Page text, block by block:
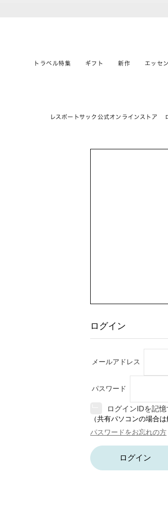
トラベル特集 ギフト 新作 エッセ
レスポートサック公式オンラインストア
ログイン
メールアドレス
パスワード
ログインIDを記憶
（共有パソコンの場合
パスワードをお忘れの方
ログイン